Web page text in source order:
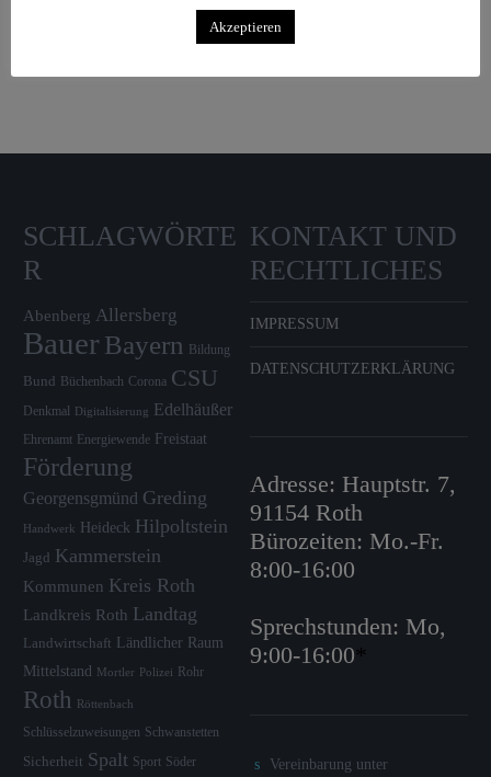
Search Sidebar Widget Area
SCHLAGWÖRTE
R
Abenberg Allersberg
Bauer Bayern Bildung
Bund Büchenbach Corona CSU
Denkmal Digitalisierung Edelhäußer
Ehrenamt Energiewende Freistaat
Förderung
Georgensgmünd Greding
Handwerk Heideck Hilpoltstein
Jagd Kammerstein
Kommunen Kreis Roth
Landkreis Roth Landtag
Landwirtschaft Ländlicher Raum
Mittelstand Mortler Polizei Rohr
Roth Röttenbach
Schlüsselzuweisungen Schwanstetten
Sicherheit Spalt Sport Söder
KONTAKT UND
RECHTLICHES
IMPRESSUM
DATENSCHUTZERKLÄRUNG
Adresse: Hauptstr. 7,
91154 Roth
Bürozeiten: Mo.-Fr.
8:00-16:00
Sprechstunden: Mo,
9:00-16:00*
Vereinbarung unter
Akzeptieren